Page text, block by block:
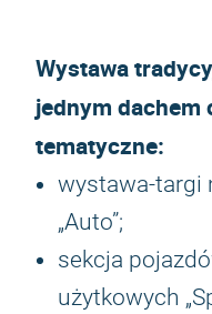
Wystawa
jednym dachem
tematyczne:
wystawa-targi
„Auto”;
sekcja
użytkowych